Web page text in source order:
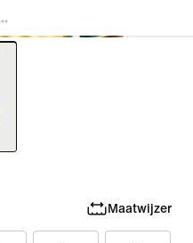
Maatwijzer